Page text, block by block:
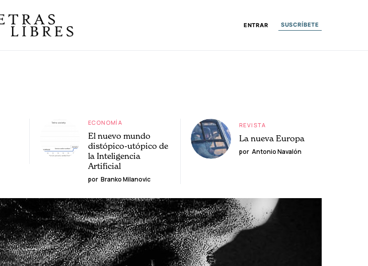
ENTRAR SUSCRÍBETE
ECONOMÍA
El nuevo mundo
distópico-utópico de
la Inteligencia
Artificial
por Branko Milanovic
REVISTA
La nueva Europa
por Antonio Navalón